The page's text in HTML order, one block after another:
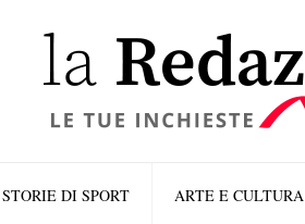
STORIE DI SPORT ARTE E CULTURA